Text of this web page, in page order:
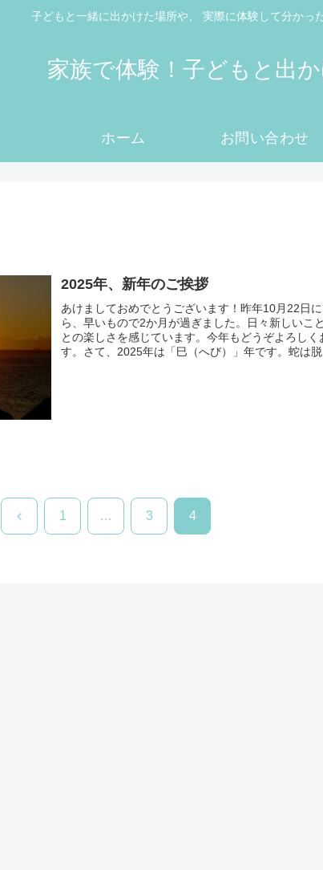
子どもと一緒に出かけた場所や、 実際に体験して分かっ
家族で体験！子どもと出
ホーム お問い合わせ
2025年、新年のご挨拶
あけましておめでとうございます！昨年10月22日
ら、早いもので2か月が過ぎました。日々新しいこ
との楽しさを感じています。今年もどうぞよろしく
す。さて、2025年は「巳（へび）」年です。蛇は脱
前 1 … 3 4